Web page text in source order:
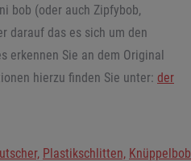
bob (oder auch Zipfybob,
darauf das es sich um den
erkennen Sie an dem Original
hierzu finden Sie unter: der
Plastikschlitten, Knüppelbob